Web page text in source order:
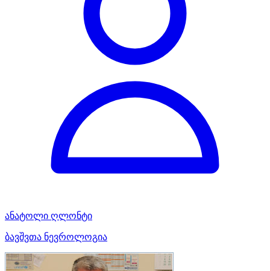
ანატოლი ღლონტი
ბავშვთა ნევროლოგია